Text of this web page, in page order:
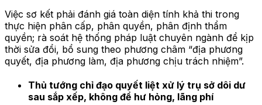
Việc sơ kết phải đánh giá toàn diện tính khả thi trong
thực hiện phân cấp, phân quyền, phân định thẩm
quyền; rà soát hệ thống pháp luật chuyên ngành để kịp
thời sửa đổi, bổ sung theo phương châm “địa phương
quyết, địa phương làm, địa phương chịu trách nhiệm”.
Thủ tướng chỉ đạo quyết liệt xử lý trụ sở dôi dư
sau sắp xếp, không để hư hỏng, lãng phí